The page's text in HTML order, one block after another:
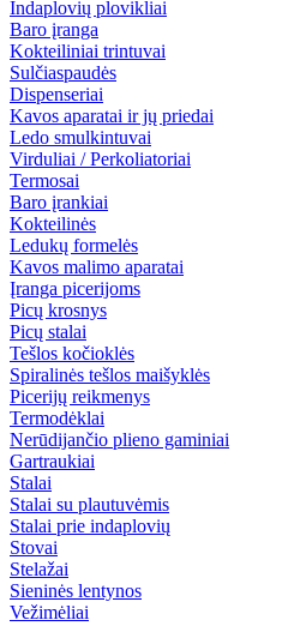
Indaplovių plovikliai
Baro įranga
Kokteiliniai trintuvai
Sulčiaspaudės
Dispenseriai
Kavos aparatai ir jų priedai
Ledo smulkintuvai
Virduliai / Perkoliatoriai
Termosai
Baro įrankiai
Kokteilinės
Ledukų formelės
Kavos malimo aparatai
Įranga picerijoms
Picų krosnys
Picų stalai
Tešlos kočioklės
Spiralinės tešlos maišyklės
Picerijų reikmenys
Termodėklai
Nerūdijančio plieno gaminiai
Gartraukiai
Stalai
Stalai su plautuvėmis
Stalai prie indaplovių
Stovai
Stelažai
Sieninės lentynos
Vežimėliai